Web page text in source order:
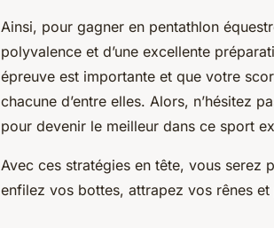
Ainsi, pour gagner en pentathlon
polyvalence et d’une excellente
épreuve est importante et que votre
chacune d’entre elles. Alors, n’hésitez
pour devenir le meilleur dans ce sport
Avec ces stratégies en tête, vous
enfilez vos bottes, attrapez vos rênes